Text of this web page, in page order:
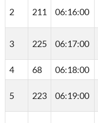
2 211 06:16:00
3 225 06:17:00
4
68 06:18:00
5 223 06:19:00